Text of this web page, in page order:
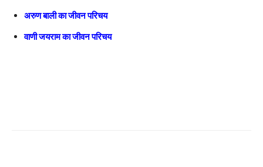
अरुण बाली का जीवन परिचय
वाणी जयराम का जीवन परिचय